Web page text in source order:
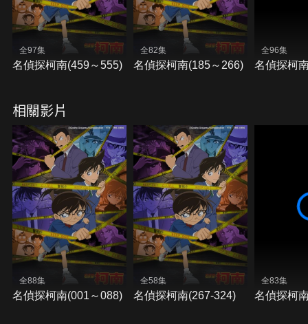
全97集
名偵探柯南(459～555)
全82集
名偵探柯南(185～266)
全96集
名偵探柯
相關影片
全88集
名偵探柯南(001～088)
全58集
名偵探柯南(267-324)
全83集
名偵探柯